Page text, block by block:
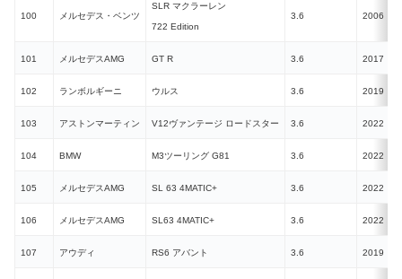
100 メルセデス・ベンツ
SLR マクラーレン
722 Edition
3.6 2006
101 メルセデスAMG GT R 3.6 2017
102 ランボルギーニ ウルス 3.6 2019
103 アストンマーティン V12ヴァンテージ ロードスター 3.6 2022
104 BMW M3ツーリング G81 3.6 2022
105 メルセデスAMG SL 63 4MATIC+ 3.6 2022
106 メルセデスAMG SL63 4MATIC+ 3.6 2022
107 アウディ RS6 アバント 3.6 2019